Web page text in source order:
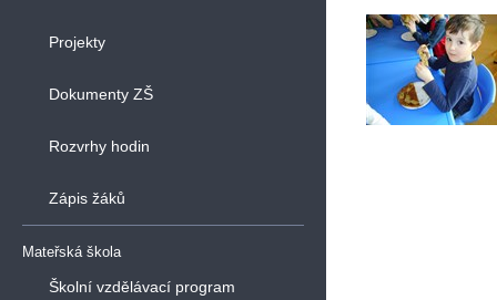
Projekty
Dokumenty ZŠ
Rozvrhy hodin
Zápis žáků
Mateřská škola
Školní vzdělávací program